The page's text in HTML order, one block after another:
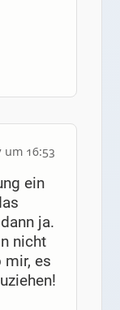
um 16:53
ein
ja.
nicht
mir, es